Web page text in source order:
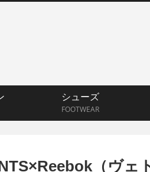
シューズ
FOOTWEAR
（ヴェ